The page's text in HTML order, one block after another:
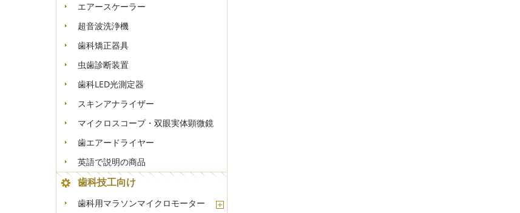
エアースケーラー
超音波洗浄機
歯科矯正器具
虫歯診断装置
歯科LED光測定器
スキンアナライザー
マイクロスコープ・双眼実体顕微鏡
歯エアードライヤー
英語で説明の商品
歯科技工向け
歯科用マラソンマイクロモーター